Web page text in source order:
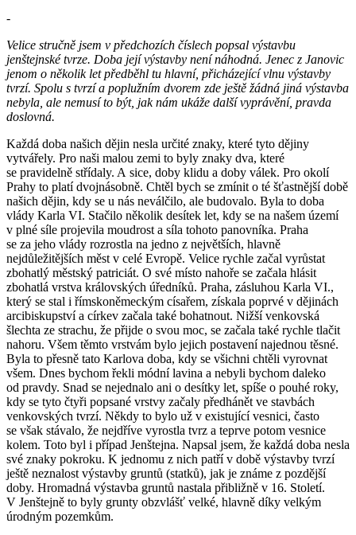
-
Velice stručně jsem v předchozích číslech popsal výstavbu
jenštejnské tvrze. Doba její výstavby není náhodná. Jenec z Janovic
jenom o několik let předběhl tu hlavní, přicházející vlnu výstavby
tvrzí. Spolu s tvrzí a poplužním dvorem zde ještě žádná jiná výstavba
nebyla, ale nemusí to být, jak nám ukáže další vyprávění, pravda
doslovná.
Každá doba našich dějin nesla určité znaky, které tyto dějiny
vytvářely. Pro naši malou zemi to byly znaky dva, které
se pravidelně střídaly. A sice, doby klidu a doby válek. Pro okolí
Prahy to platí dvojnásobně. Chtěl bych se zmínit o té šťastnější době
našich dějin, kdy se u nás neválčilo, ale budovalo. Byla to doba
vlády Karla VI. Stačilo několik desítek let, kdy se na našem území
v plné síle projevila moudrost a síla tohoto panovníka. Praha
se za jeho vlády rozrostla na jedno z největších, hlavně
nejdůležitějších měst v celé Evropě. Velice rychle začal vyrůstat
zbohatlý městský patriciát. O své místo nahoře se začala hlásit
zbohatlá vrstva královských úředníků. Praha, zásluhou Karla VI.,
který se stal i římskoněmeckým císařem, získala poprvé v dějinách
arcibiskupství a církev začala také bohatnout. Nižší venkovská
šlechta ze strachu, že přijde o svou moc, se začala také rychle tlačit
nahoru. Všem těmto vrstvám bylo jejich postavení najednou těsné.
Byla to přesně tato Karlova doba, kdy se všichni chtěli vyrovnat
všem. Dnes bychom řekli módní lavina a nebyli bychom daleko
od pravdy. Snad se nejednalo ani o desítky let, spíše o pouhé roky,
kdy se tyto čtyři popsané vrstvy začaly předhánět ve stavbách
venkovských tvrzí. Někdy to bylo už v existující vesnici, často
se však stávalo, že nejdříve vyrostla tvrz a teprve potom vesnice
kolem. Toto byl i případ Jenštejna. Napsal jsem, že každá doba nesla
své znaky pokroku. K jednomu z nich patří v době výstavby tvrzí
ještě neznalost výstavby gruntů (statků), jak je známe z pozdější
doby. Hromadná výstavba gruntů nastala přibližně v 16. Století.
V Jenštejně to byly grunty obzvlášť velké, hlavně díky velkým
úrodným pozemkům.